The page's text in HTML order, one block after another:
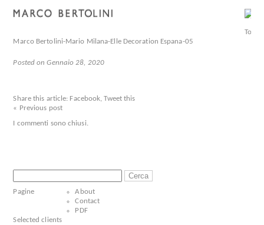
Marco Bertolini-Mario Milana-Elle Decoration Espana-05
Posted on Gennaio 28, 2020
Share this article: Facebook,Tweet this
« Previous post
I commenti sono chiusi.
per:
Pagine
About
Contact
PDF
Selected clients